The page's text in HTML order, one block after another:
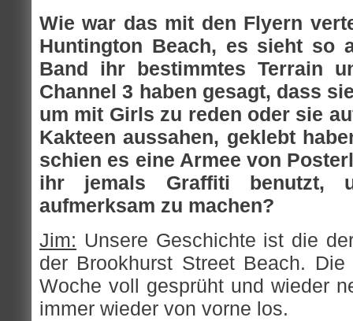
Wie war das mit den Flyern
Huntington Beach, es sieht so
Band ihr bestimmtes Terrain
Channel 3 haben gesagt, dass
um mit Girls zu reden oder sie
Kakteen aussahen, geklebt
schien es eine Armee von
ihr jemals Graffiti benutzt,
aufmerksam zu machen?
Jim: Unsere Geschichte ist die
der Brookhurst Street Beach.
Woche voll gesprüht und wieder
immer wieder von vorne los.